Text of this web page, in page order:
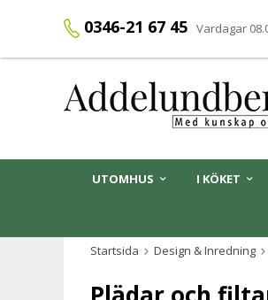
0346-21 67 45 Vardagar
UTOMHUS I KÖKET
Startsida Design & Inredning